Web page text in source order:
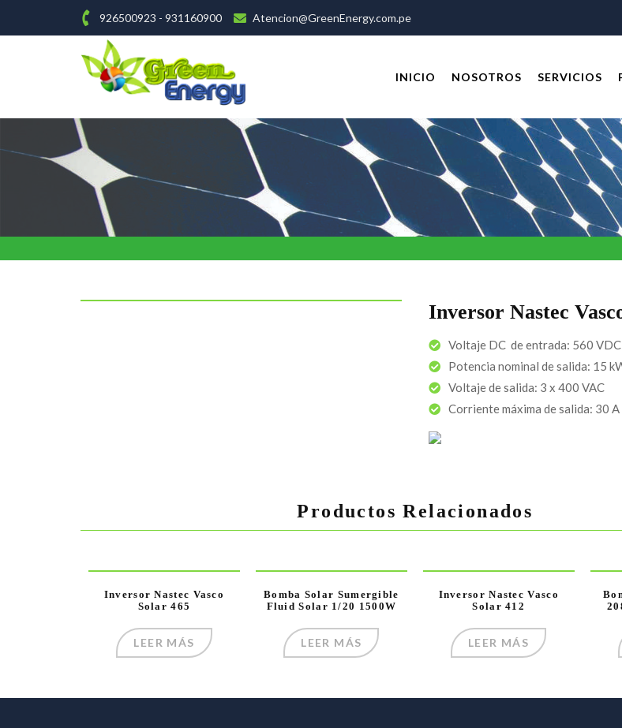
926500923 - 931160900 Atencion@GreenEnergy.com.pe
INICIO NOSOTROS SERVICIOS
Inversor Nastec
Voltaje DC de entrada: 560 VDC
Potencia nominal de salida: 15
Voltaje de salida: 3 x 400 VAC
Corriente máxima de salida: 30 A
Productos Relacionados
Inversor Nastec Vasco
Solar 465
LEER MÁS
Bomba Solar Sumergible
Fluid Solar 1/20 1500W
LEER MÁS
Inversor Nastec Vasco
Solar 412
LEER MÁS